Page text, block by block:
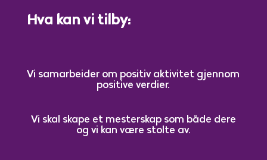
Hva kan vi tilby:
Vi samarbeider om positiv aktivitet gjennom
positive verdier.
Vi skal skape et mesterskap som både dere
og vi kan være stolte av.